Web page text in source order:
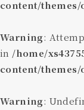
content/
Warning:
in /home/
content/
Warning: